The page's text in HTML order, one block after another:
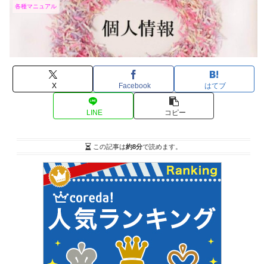
各種マニュアル
X Facebook はてブ
LINE コピー
この記事は約8分で読めます。